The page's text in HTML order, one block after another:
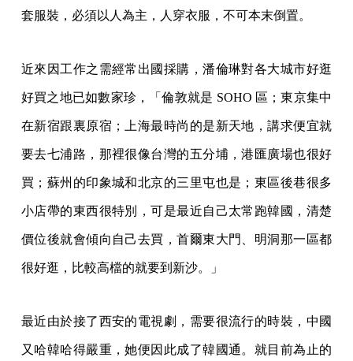
套服裝，必須以人為主，人穿衣服，不可本末倒置。
近來因工作之需經常出國採購，潘倫琳對各大城市好逛
好買之地已如數家珍，「倫敦就是 SOHO 區；東京集中
在新宿跟裏原宿；上海最時尚的是新天地，講求便宜就
要去七浦路，那裡很像台灣的五分埔，港匯廣場也很好
買；蘇州的印象城和北京的三里屯也是；東區後巷很多
小店帶的東西很特別，可是最近自己太常跑韓國，清楚
價位後就會傾向自己去買，首爾東大門、明洞那一區都
很好逛，比較高檔的就要到新沙。」
最近由於接了西安的電視劇，需要很流行的時裝，中國
又哈韓哈得嚴重，她便因此成了韓國通。就目前為止的